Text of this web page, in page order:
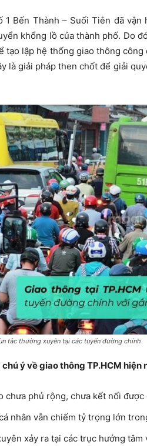
1 Bến Thành – Suối Tiên đã
khổng lồ của thành phố. Do
tạo lập hệ thống giao thông
là giải pháp then chốt để giải
tắc thường xuyên tại các tuyến đường chính
ý về giao thông TP.HCM hiện
chưa phủ rộng, chưa kết nối
nhân vẫn chiếm tỷ trọng lớn
xảy ra tại các trục hướng tâm